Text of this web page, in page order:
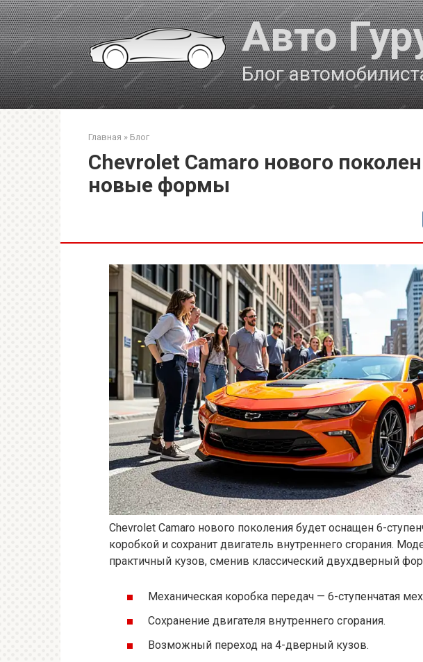
Перейти
к
контенту
Авто
Блог
Главная » Блог
Chevrolet Camaro нового
новые формы
Chevrolet Camaro нового поколения будет оснащен 6-
коробкой и сохранит двигатель внутреннего сгорания.
практичный кузов, сменив классический двухдверный
Механическая коробка передач — 6-ступенчатая
Сохранение двигателя внутреннего сгорания.
Возможный переход на 4-дверный кузов.